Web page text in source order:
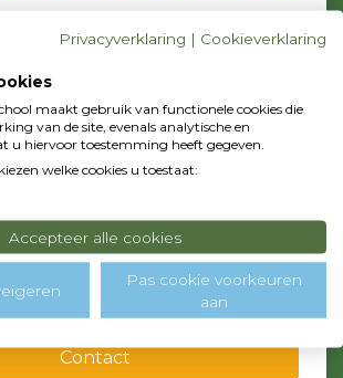
42
Over ons
Contact
Privacyverklaring | Cookieverklaring
maakt gebruik van functionele cookies die
van de site, evenals analytische en
u hiervoor toestemming heeft gegeven.
welke cookies u toestaat:
Accepteer alle cookies
Pas cookie voorkeuren
aan